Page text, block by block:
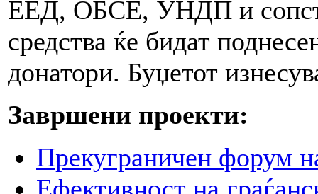
ЕЕД, ОБСЕ, УНДП и
средства ќе бидат
донатори. Буџетот
Завршени проекти:
Прекуграничен форум